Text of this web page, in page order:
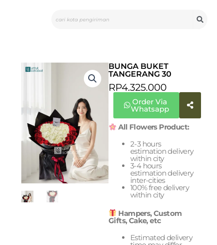
BUNGA BUKET
TANGERANG 30
RP4.325.000
Order Via
Whatsapp
All Flowers Product:
2-3 hours
estimation delivery
within city
3-4 hours
estimation delivery
inter-cities
100% free delivery
within city
Hampers, Custom
Gifts, Cake, etc
Estimated delivery